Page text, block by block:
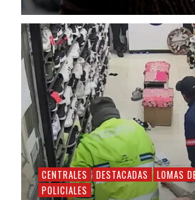
CENTRALES DESTACADAS
LOMAS
POLICIALES